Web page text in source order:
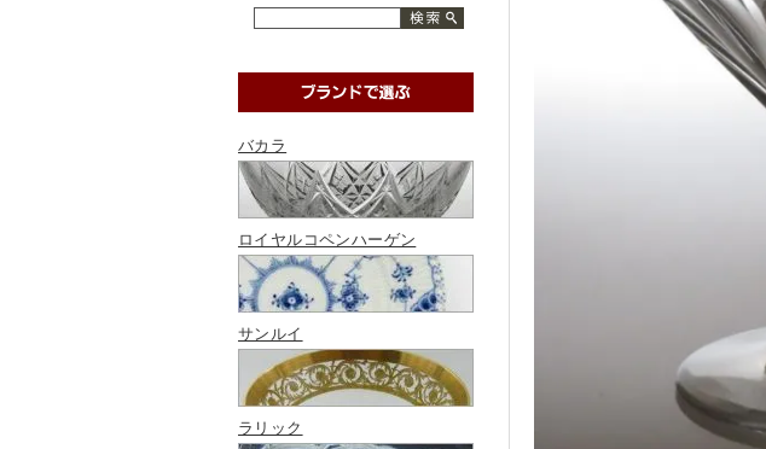
バカラ
ロイヤルコペンハーゲン
サンルイ
ラリック